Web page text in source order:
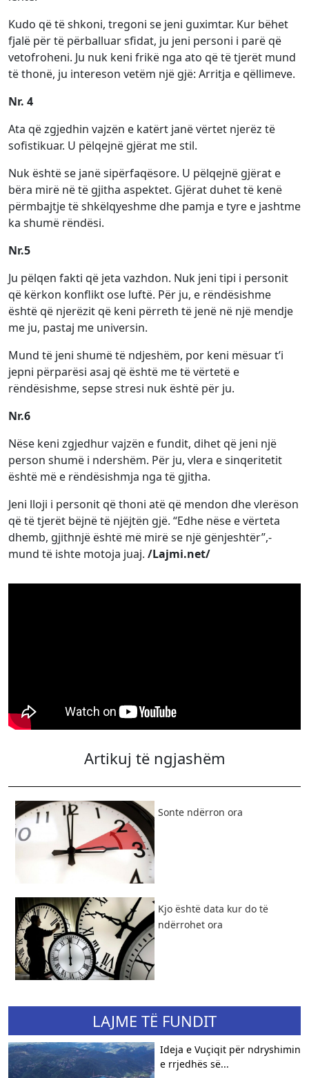
Kudo që të shkoni, tregoni se jeni guximtar. Kur bëhet
fjalë për të përballuar sfidat, ju jeni personi i parë që
vetofroheni. Ju nuk keni frikë nga ato që të tjerët mund
të thonë, ju intereson vetëm një gjë: Arritja e qëllimeve.
Nr. 4
Ata që zgjedhin vajzën e katërt janë vërtet njerëz të
sofistikuar. U pëlqejnë gjërat me stil.
Nuk është se janë sipërfaqësore. U pëlqejnë gjërat e
bëra mirë në të gjitha aspektet. Gjërat duhet të kenë
përmbajtje të shkëlqyeshme dhe pamja e tyre e jashtme
ka shumë rëndësi.
Nr.5
Ju pëlqen fakti që jeta vazhdon. Nuk jeni tipi i personit
që kërkon konflikt ose luftë. Për ju, e rëndësishme
është që njerëzit që keni përreth të jenë në një mendje
me ju, pastaj me universin.
Mund të jeni shumë të ndjeshëm, por keni mësuar t’i
jepni përparësi asaj që është me të vërtetë e
rëndësishme, sepse stresi nuk është për ju.
Nr.6
Nëse keni zgjedhur vajzën e fundit, dihet që jeni një
person shumë i ndershëm. Për ju, vlera e sinqeritetit
është më e rëndësishmja nga të gjitha.
Jeni lloji i personit që thoni atë që mendon dhe vlerëson
që të tjerët bëjnë të njëjtën gjë. “Edhe nëse e vërteta
dhemb, gjithnjë është më mirë se një gënjeshtër”,-
mund të ishte motoja juaj. /Lajmi.net/
Artikuj të ngjashëm
​Sonte ndërron ora
Kjo është data kur do të
ndërrohet ora
LAJME TË FUNDIT
Ideja e Vuçiqit për ndryshimin
e rrjedhës së...